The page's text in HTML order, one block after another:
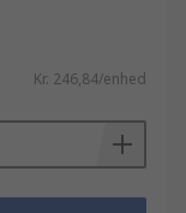
Kr. 246,84/enhed